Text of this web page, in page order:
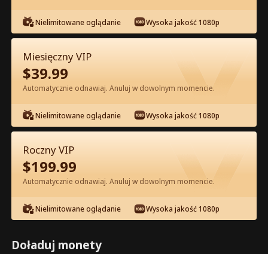
Oglądaj za darmo w Apce
Odcinek 18 - Podwójne Życie
Miliarderki Pełna Wersja Filmu
0-49 50-70 Wszystkie Odcinki
18 19 20 21 22
Nielimitowane oglądanie Wysoka jakość 1080p
Miesięczny VIP
$39.99
Automatycznie odnawiaj. Anuluj w dowolnym momencie.
Nielimitowane oglądanie Wysoka jakość 1080p
Roczny VIP
$199.99
Automatycznie odnawiaj. Anuluj w dowolnym momencie.
Nielimitowane oglądanie Wysoka jakość 1080p
Doładuj monety